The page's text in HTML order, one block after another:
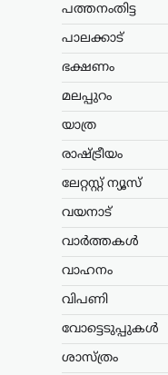
പത്തനംതിട്ട
പാലക്കാട്
ഭക്ഷണം
മലപ്പുറം
യാത്ര
രാഷ്ട്രീയം
ലേറ്റസ്റ്റ് ന്യൂസ്
വയനാട്
വാർത്തകൾ
വാഹനം
വിപണി
വോട്ടെടുപ്പുകൾ
ശാസ്ത്രം